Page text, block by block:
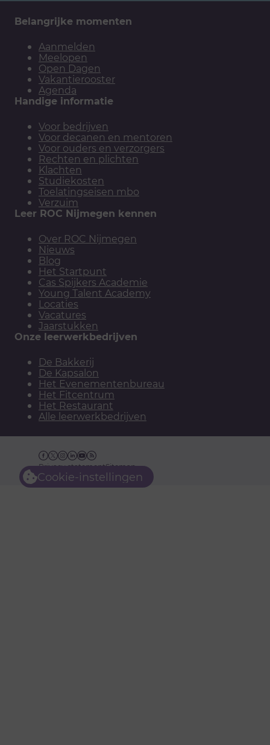
Belangrijke momenten
Aanmelden
Meelopen
Open Dagen
Vakantierooster
Agenda
Handige informatie
Voor bedrijven
Voor decanen en mentoren
Voor ouders en verzorgers
Rechten en plichten
Klachten
Studiekosten
Toelatingseisen mbo
Verzuim
Leer ROC Nijmegen kennen
Over ROC Nijmegen
Nieuws
Blog
Het Startpunt
Cas Spijkers Academie
Young Talent Academy
Locaties
Vacatures
Jaarstukken
Onze leerwerkbedrijven
De Bakkerij
De Kapsalon
Het Evenementenbureau
Het Fitcentrum
Het Restaurant
Alle leerwerkbedrijven
Facebook
Twitter
Instagram
Linkedin
YouTube
RSS
Privacy statementSitemap
Cookie-instellingen